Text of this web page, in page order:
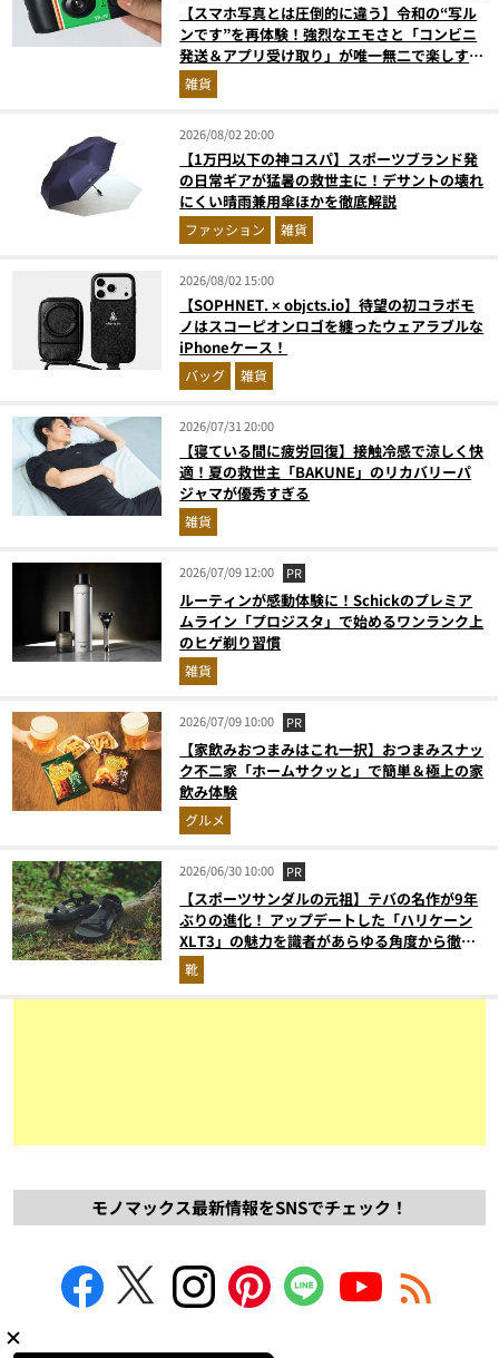
【スマホ写真とは圧倒的に違う】令和の“写ル
ンです”を再体験！強烈なエモさと「コンビニ
発送＆アプリ受け取り」が唯一無二で楽しすぎ
た雑貨
2026/08/02 20:00
【1万円以下の神コスパ】スポーツブランド発
の日常ギアが猛暑の救世主に！デサントの壊れ
にくい晴雨兼用傘ほかを徹底解説
ファッション 雑貨
2026/08/02 15:00
【SOPHNET. × objcts.io】待望の初コラボモ
ノはスコーピオンロゴを纏ったウェアラブルな
iPhoneケース！
バッグ 雑貨
2026/07/31 20:00
【寝ている間に疲労回復】接触冷感で涼しく快
適！夏の救世主「BAKUNE」のリカバリーパ
ジャマが優秀すぎる
雑貨
2026/07/09 12:00 PR
ルーティンが感動体験に！Schickのプレミア
ムライン「プロジスタ」で始めるワンランク上
のヒゲ剃り習慣
雑貨
2026/07/09 10:00 PR
【家飲みおつまみはこれ一択】おつまみスナッ
ク不二家「ホームサクッと」で簡単＆極上の家
飲み体験
グルメ
2026/06/30 10:00 PR
【スポーツサンダルの元祖】テバの名作が9年
ぶりの進化！ アップデートした「ハリケーン
XLT3」の魅力を識者があらゆる角度から徹底
解説！
靴
モノマックス最新情報をSNSでチェック！